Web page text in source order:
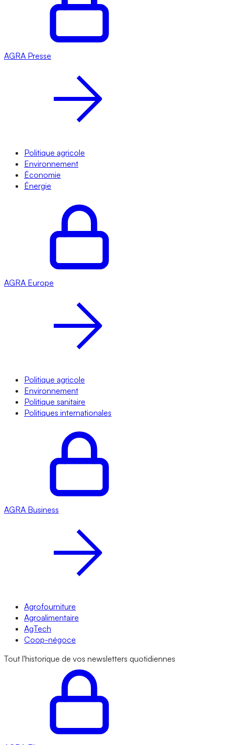
AGRA Presse
Politique agricole
Environnement
Économie
Énergie
AGRA Europe
Politique agricole
Environnement
Politique sanitaire
Politiques internationales
AGRA Business
Agrofourniture
Agroalimentaire
AgTech
Coop-négoce
Tout l'historique de vos newsletters quotidiennes